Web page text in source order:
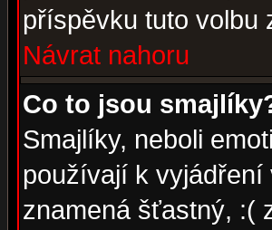
příspěvku tuto volbu
Návrat nahoru
Co to jsou
Smajlíky, neboli
používají k
znamená šťastný, :(